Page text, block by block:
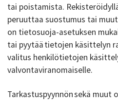
tai poistamista.
peruuttaa suostumus tai
on tietosuoja-asetuksen
tai pyytää tietojen käsittelyn
valitus henkilötietojen
valvontaviranomaiselle.
Tarkastuspyynnön sekä muut